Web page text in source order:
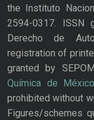
the Instituto
2594-0317. ISSN
Derecho de
registration of
granted by
Química de
prohibited without
Figures/schemes